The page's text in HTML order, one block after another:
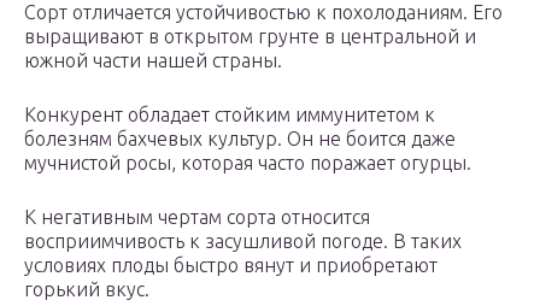
Сорт отличается устойчивостью к похолоданиям. Его
выращивают в открытом грунте в центральной и
южной части нашей страны.
Конкурент обладает стойким иммунитетом к
болезням бахчевых культур. Он не боится даже
мучнистой росы, которая часто поражает огурцы.
К негативным чертам сорта относится
восприимчивость к засушливой погоде. В таких
условиях плоды быстро вянут и приобретают
горький вкус.